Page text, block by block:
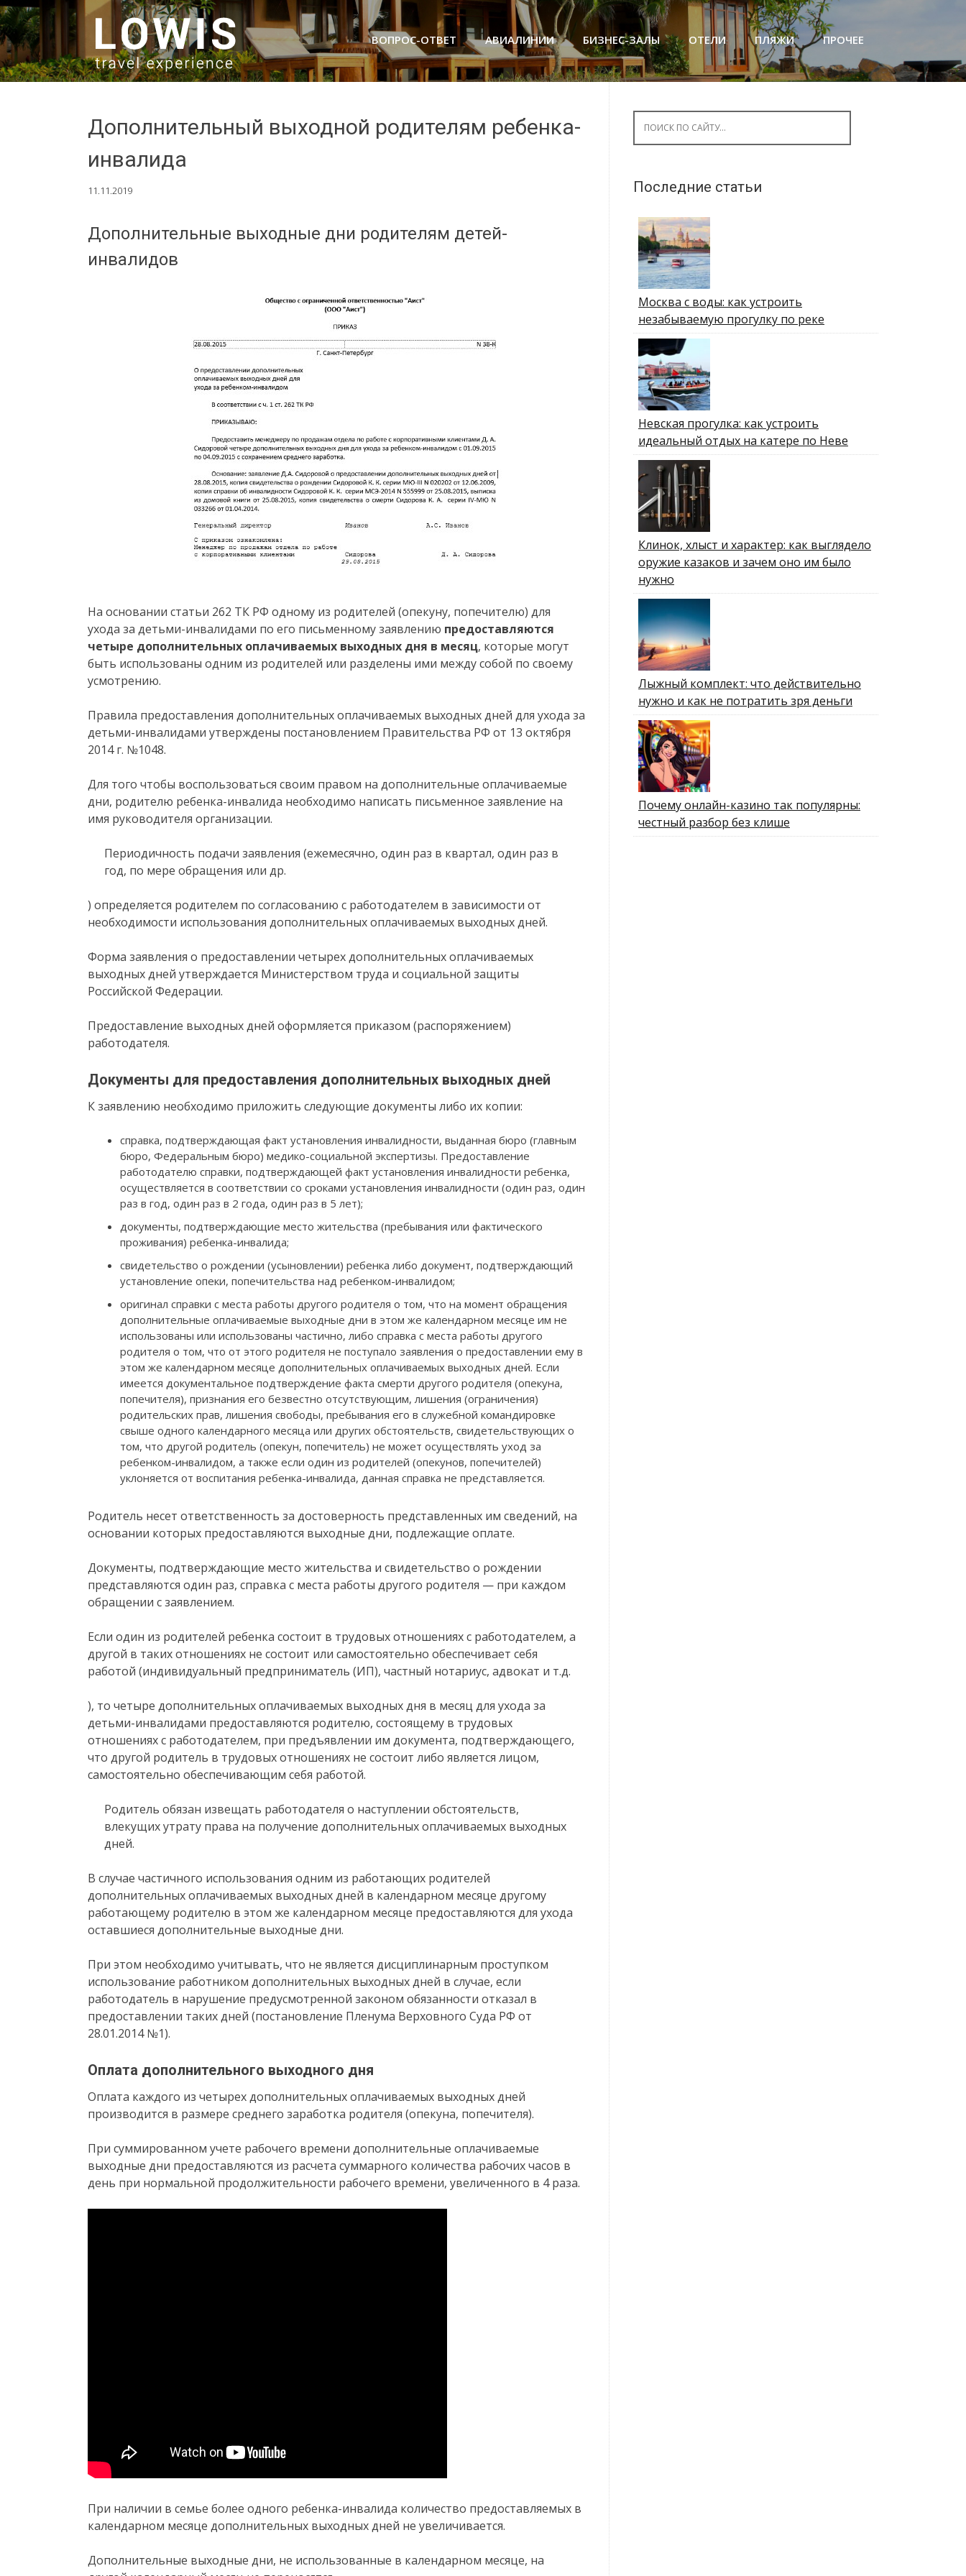
SKIP TO CONTENT ПРОЧЕЕ
ПЛЯЖИ
ОТЕЛИ
БИЗНЕС-ЗАЛЫ
АВИАЛИНИИ
ВОПРОС-ОТВЕТ
Дополнительный выходной родителям ребенка-
инвалида
11.11.2019
Дополнительные выходные дни родителям детей-
инвалидов
На основании статьи 262 ТК РФ одному из родителей (опекуну, попечителю) для
ухода за детьми-инвалидами по его письменному заявлению предоставляются
четыре дополнительных оплачиваемых выходных дня в месяц, которые могут
быть использованы одним из родителей или разделены ими между собой по своему
усмотрению.
Правила предоставления дополнительных оплачиваемых выходных дней для ухода за
детьми-инвалидами утверждены постановлением Правительства РФ от 13 октября
2014 г. №1048.
Для того чтобы воспользоваться своим правом на дополнительные оплачиваемые
дни, родителю ребенка-инвалида необходимо написать письменное заявление на
имя руководителя организации.
Периодичность подачи заявления (ежемесячно, один раз в квартал, один раз в
год, по мере обращения или др.
) определяется родителем по согласованию с работодателем в зависимости от
необходимости использования дополнительных оплачиваемых выходных дней.
Форма заявления о предоставлении четырех дополнительных оплачиваемых
выходных дней утверждается Министерством труда и социальной защиты
Российской Федерации.
Предоставление выходных дней оформляется приказом (распоряжением)
работодателя.
Документы для предоставления дополнительных выходных дней
К заявлению необходимо приложить следующие документы либо их копии:
справка, подтверждающая факт установления инвалидности, выданная бюро (главным
бюро, Федеральным бюро) медико-социальной экспертизы. Предоставление
работодателю справки, подтверждающей факт установления инвалидности ребенка,
осуществляется в соответствии со сроками установления инвалидности (один раз, один
раз в год, один раз в 2 года, один раз в 5 лет);
документы, подтверждающие место жительства (пребывания или фактического
проживания) ребенка-инвалида;
свидетельство о рождении (усыновлении) ребенка либо документ, подтверждающий
установление опеки, попечительства над ребенком-инвалидом;
оригинал справки с места работы другого родителя о том, что на момент обращения
дополнительные оплачиваемые выходные дни в этом же календарном месяце им не
использованы или использованы частично, либо справка с места работы другого
родителя о том, что от этого родителя не поступало заявления о предоставлении ему в
этом же календарном месяце дополнительных оплачиваемых выходных дней. Если
имеется документальное подтверждение факта смерти другого родителя (опекуна,
попечителя), признания его безвестно отсутствующим, лишения (ограничения)
родительских прав, лишения свободы, пребывания его в служебной командировке
свыше одного календарного месяца или других обстоятельств, свидетельствующих о
том, что другой родитель (опекун, попечитель) не может осуществлять уход за
ребенком-инвалидом, а также если один из родителей (опекунов, попечителей)
уклоняется от воспитания ребенка-инвалида, данная справка не представляется.
Родитель несет ответственность за достоверность представленных им сведений, на
основании которых предоставляются выходные дни, подлежащие оплате.
Документы, подтверждающие место жительства и свидетельство о рождении
представляются один раз, справка с места работы другого родителя — при каждом
обращении с заявлением.
Если один из родителей ребенка состоит в трудовых отношениях с работодателем, а
другой в таких отношениях не состоит или самостоятельно обеспечивает себя
работой (индивидуальный предприниматель (ИП), частный нотариус, адвокат и т.д.
), то четыре дополнительных оплачиваемых выходных дня в месяц для ухода за
детьми-инвалидами предоставляются родителю, состоящему в трудовых
отношениях с работодателем, при предъявлении им документа, подтверждающего,
что другой родитель в трудовых отношениях не состоит либо является лицом,
самостоятельно обеспечивающим себя работой.
Родитель обязан извещать работодателя о наступлении обстоятельств,
влекущих утрату права на получение дополнительных оплачиваемых выходных
дней.
В случае частичного использования одним из работающих родителей
дополнительных оплачиваемых выходных дней в календарном месяце другому
работающему родителю в этом же календарном месяце предоставляются для ухода
оставшиеся дополнительные выходные дни.
При этом необходимо учитывать, что не является дисциплинарным проступком
использование работником дополнительных выходных дней в случае, если
работодатель в нарушение предусмотренной законом обязанности отказал в
предоставлении таких дней (постановление Пленума Верховного Суда РФ от
28.01.2014 №1).
Оплата дополнительного выходного дня
Оплата каждого из четырех дополнительных оплачиваемых выходных дней
производится в размере среднего заработка родителя (опекуна, попечителя).
При суммированном учете рабочего времени дополнительные оплачиваемые
выходные дни предоставляются из расчета суммарного количества рабочих часов в
день при нормальной продолжительности рабочего времени, увеличенного в 4 раза.
При наличии в семье более одного ребенка-инвалида количество предоставляемых в
календарном месяце дополнительных выходных дней не увеличивается.
Дополнительные выходные дни, не использованные в календарном месяце, на
Последние статьи
Москва с воды: как устроить
незабываемую прогулку по реке
Невская прогулка: как устроить
идеальный отдых на катере по Неве
Клинок, хлыст и характер: как выглядело
оружие казаков и зачем оно им было
нужно
Лыжный комплект: что действительно
нужно и как не потратить зря деньги
Почему онлайн-казино так популярны:
честный разбор без клише